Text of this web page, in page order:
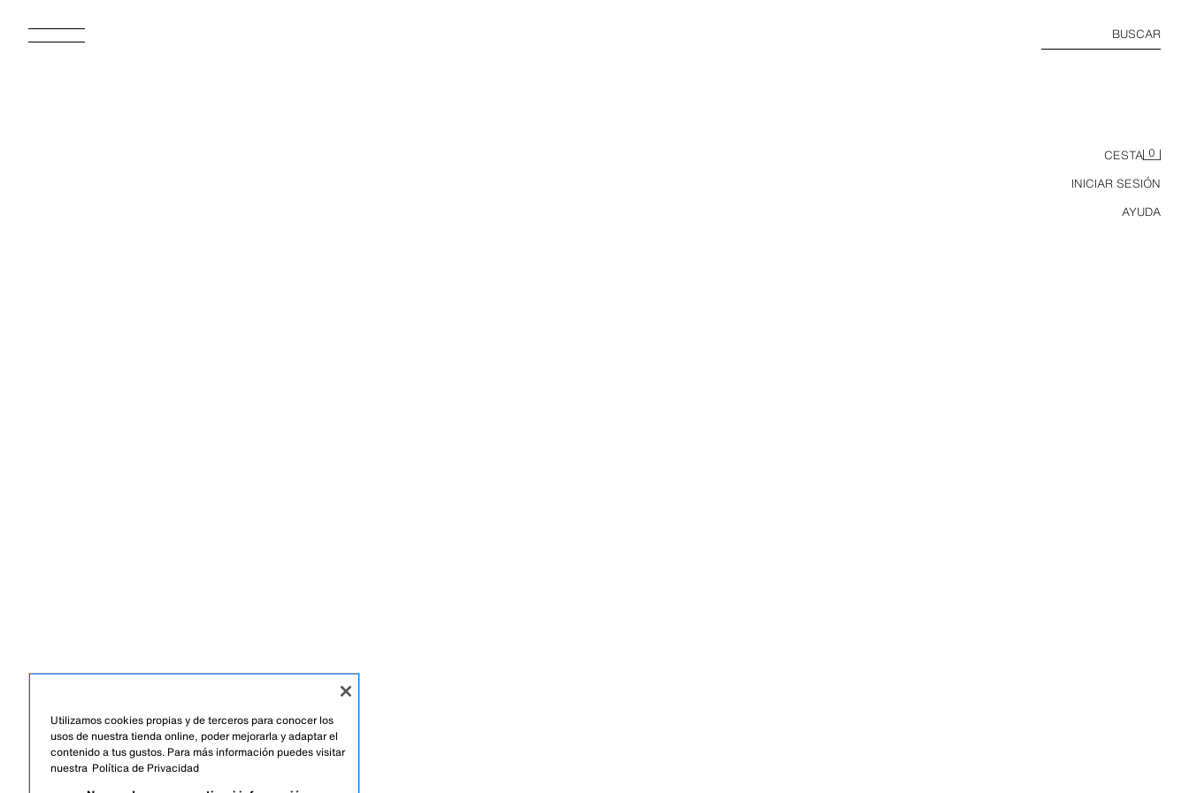
BUSCAR
CESTA 0
INICIAR SESIÓN
AYUDA
Utilizamos cookies propias y de terceros para conocer los
usos de nuestra tienda online, poder mejorarla y adaptar el
contenido a tus gustos. Para más información puedes visitar
nuestra Política de Privacidad